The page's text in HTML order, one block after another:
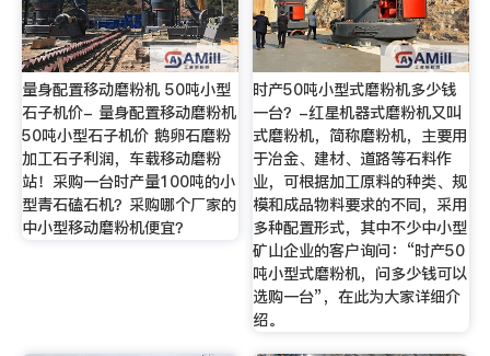
量身配置移动磨粉机 50吨小型
石子机价- 量身配置移动磨粉机
50吨小型石子机价 鹅卵石磨粉
加工石子利润，车载移动磨粉
站！采购一台时产量100吨的小
型青石磕石机？采购哪个厂家的
中小型移动磨粉机便宜？
时产50吨小型式磨粉机多少钱
一台？-红星机器式磨粉机又叫
式磨粉机，简称磨粉机，主要用
于冶金、建材、道路等石料作
业，可根据加工原料的种类、规
模和成品物料要求的不同，采用
多种配置形式，其中不少中小型
矿山企业的客户询问：“时产50
吨小型式磨粉机，问多少钱可以
选购一台”，在此为大家详细介
绍。